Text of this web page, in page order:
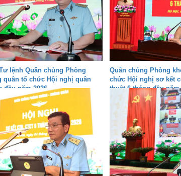
lệnh Quân chủng Phòng
quân tổ chức Hội nghị quân
đầu năm 2026
Quân chủng Phòng
chức Hội nghị sơ kết
thuật 6 tháng đầu năm